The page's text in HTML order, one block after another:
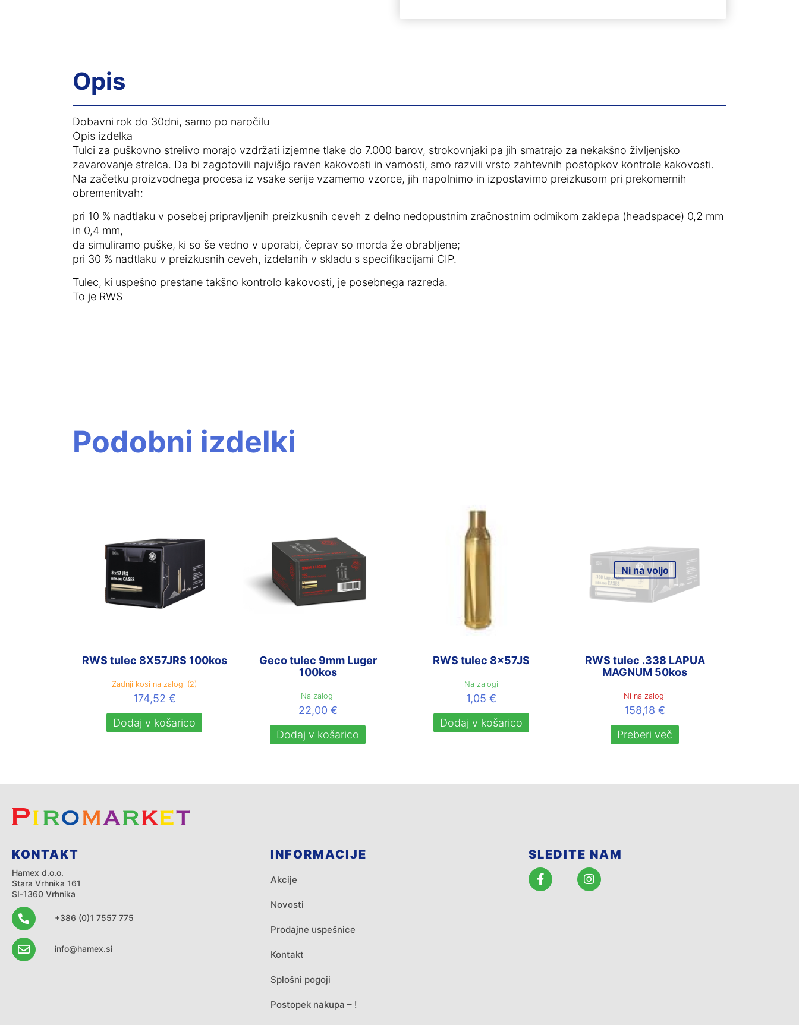
Opis
Dobavni rok do 30dni, samo po naročilu
Opis izdelka
Tulci za puškovno strelivo morajo vzdržati izjemne tlake do 7.000 barov, strokovnjaki pa jih smatrajo za nekakšno življenjsko
zavarovanje strelca. Da bi zagotovili najvišjo raven kakovosti in varnosti, smo razvili vrsto zahtevnih postopkov kontrole kakovosti.
Na začetku proizvodnega procesa iz vsake serije vzamemo vzorce, jih napolnimo in izpostavimo preizkusom pri prekomernih
obremenitvah:
pri 10 % nadtlaku v posebej pripravljenih preizkusnih ceveh z delno nedopustnim zračnostnim odmikom zaklepa (headspace) 0,2 mm
in 0,4 mm,
da simuliramo puške, ki so še vedno v uporabi, čeprav so morda že obrabljene;
pri 30 % nadtlaku v preizkusnih ceveh, izdelanih v skladu s specifikacijami CIP.
Tulec, ki uspešno prestane takšno kontrolo kakovosti, je posebnega razreda.
To je RWS
Podobni izdelki
RWS tulec 8X57JRS 100kos
Zadnji kosi na zalogi (2)
174,52 €
Dodaj v košarico
Geco tulec 9mm Luger
100kos
Na zalogi
22,00 €
Dodaj v košarico
RWS tulec 8x57JS
Na zalogi
1,05 €
Dodaj v košarico
Ni na voljo
RWS tulec .338 LAPUA
MAGNUM 50kos
Ni na zalogi
158,18 €
Preberi več
KONTAKT
Hamex d.o.o.
Stara Vrhnika 161
SI-1360 Vrhnika
+386 (0)1 7557 775
info@hamex.si
INFORMACIJE
Akcije
Novosti
Prodajne uspešnice
Kontakt
Splošni pogoji
Postopek nakupa – !
SLEDITE NAM